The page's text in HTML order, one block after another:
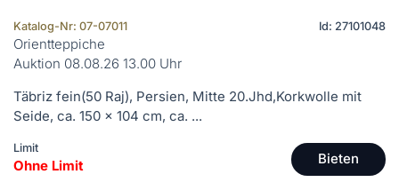
Katalog-Nr: 07-07011 Id: 27101048
Orientteppiche
Auktion 08.08.26 13.00 Uhr
Täbriz fein(50 Raj), Persien, Mitte 20.Jhd,Korkwolle mit
Seide, ca. 150 x 104 cm, ca. ...
Limit
Ohne Limit Bieten